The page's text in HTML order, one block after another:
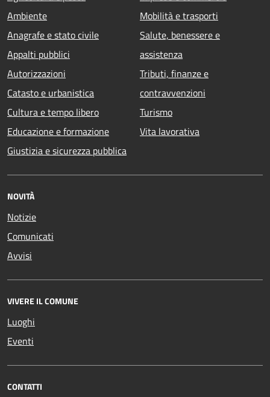
Ambiente
Anagrafe e stato civile
Appalti pubblici
Autorizzazioni
Catasto e urbanistica
Cultura e tempo libero
Educazione e formazione
Giustizia e sicurezza pubblica
Mobilità e trasporti
Salute, benessere e
assistenza
Tributi, finanze e
contravvenzioni
Turismo
Vita lavorativa
NOVITÀ
Notizie
Comunicati
Avvisi
VIVERE IL COMUNE
Luoghi
Eventi
CONTATTI